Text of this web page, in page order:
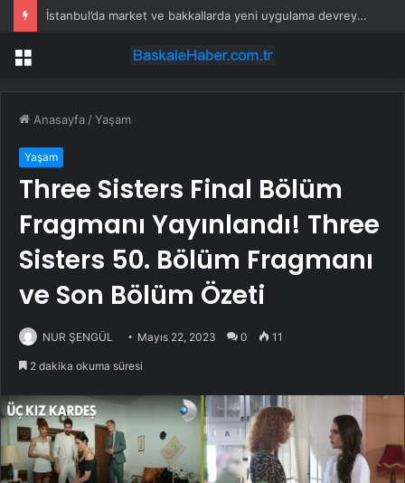
İstanbul’da market ve bakkallarda yeni uygulama devreye girdi
Menü
Anasayfa /Yaşam
Yaşam
Three Sisters Final Bölüm
Fragmanı Yayınlandı! Three
Sisters 50. Bölüm Fragmanı
ve Son Bölüm Özeti
NUR ŞENGÜL Mayıs 22, 2023 0 11
2 dakika okuma süresi